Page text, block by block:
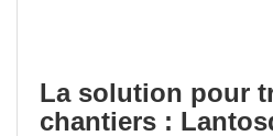
La solution pour
chantiers :